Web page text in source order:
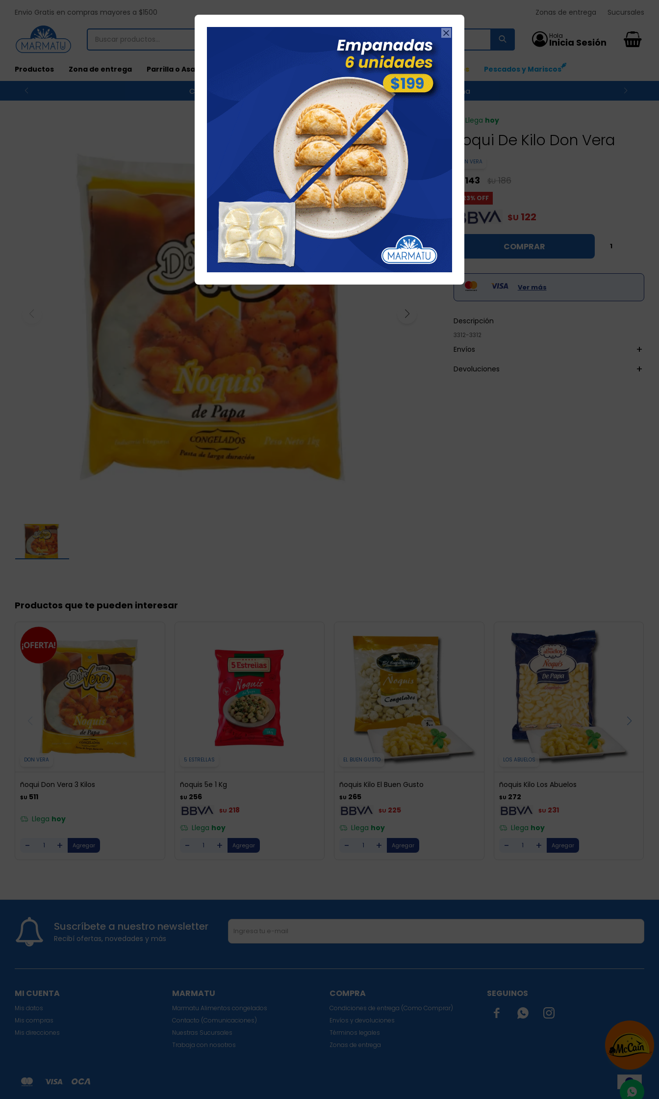

Compras menores a $ 1500 costo de envío $60 *Puede Variar según su zona
Productos Zona de entrega Parrilla o Asado Promociones Nuevos Ingresos Pescados y Mariscos
0
Envio Gratis en compras mayores a $1500 Zonas de entrega Sucursales
Llega hoy
ñoqui De Kilo Don Vera
DON VERA
143 $U 186
23
$U 122
COMPRAR
Ver más
Descripción
3312-3312
Envíos
Devoluciones
Productos que te pueden interesar
DON VERA
ñoqui Don Vera 3 Kilos
$U 511
Llega hoy
- +
5 ESTRELLAS
ñoquis 5e 1 Kg
$U 256
$U 218
Llega hoy
- +
EL BUEN GUSTO
ñoquis Kilo El Buen Gusto
$U 265
$U 225
Llega hoy
- +
LOS ABUELOS
ñoquis Kilo Los Abuelos
$U 272
$U 231
Llega hoy
- +
Suscríbete a nuestro newsletter
Recibí ofertas, novedades y más
MI CUENTA
Mis datos
Mis compras
Mis direcciones
MARMATU
Marmatu Alimentos congelados
Contacto (Comunicaciones)
Nuestras Sucursales
Trabaja con nosotros
COMPRA
Condiciones de entrega (Como Comprar)
Envíos y devoluciones
Términos legales
Zonas de entrega
SEGUINOS

 